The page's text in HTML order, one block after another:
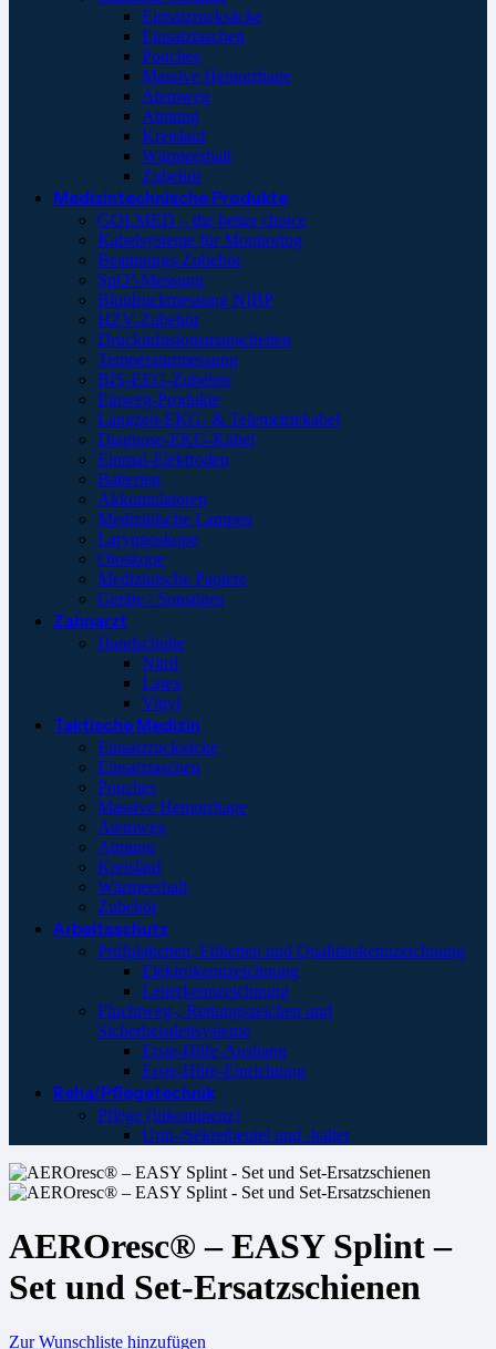
Einsatzrucksäcke
Einsatztaschen
Pouches
Massive Hemorrhage
Atemweg
Atmung
Kreislauf
Wärmeerhalt
Zubehör
Medizintechnische Produkte
GOLMED – the better choice
Kabelsysteme für Monitoring
Beatmungs-Zubehör
SpO²-Messung
Blutdruckmessung NIBP
HZV-Zubehör
Druckinfusionsmanschetten
Temperaturmessung
BIS-EEG-Zubehör
Einweg-Produkte
Langzeit-EKG- & Telemetriekabel
Diagnose-EKG-Kabel
Einmal-Elektroden
Batterien
Akkumulatoren
Medizinische Lampen
Laryngoskope
Otoskope
Medizinische Papiere
Geräte / Sonstiges
Zahnarzt
Handschuhe
Nitril
Latex
Vinyl
Taktische Medizin
Einsatzrucksäcke
Einsatztaschen
Pouches
Massive Hemorrhage
Atemweg
Atmung
Kreislauf
Wärmeerhalt
Zubehör
Arbeitsschutz
Prüfplaketten, Etiketten und Qualitätskennzeichnung
Elektrokennzeichnung
Leiterkennzeichnung
Fluchtweg-, Rettungszeichen und
Sicherheistleitsysteme
Erste-Hilfe-Aushang
Erste-Hilfe-Einrichtung
Reha/Pflegetechnik
Pflege (Inkontinenz)
Urin-/Sekretbeutel und -halter
AEROresc® – EASY Splint –
Set und Set-Ersatzschienen
Zur Wunschliste hinzufügen